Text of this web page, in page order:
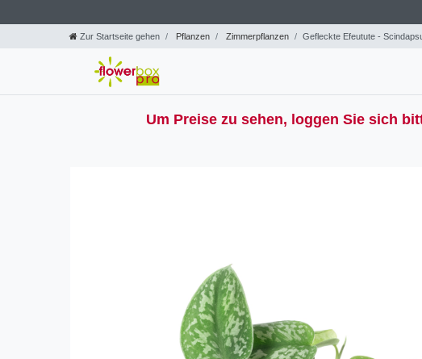
Zur Startseite gehen Pflanzen Zimmerpflanzen Gefleckte Efeutute -
Um Preise zu sehen, loggen Sie sich